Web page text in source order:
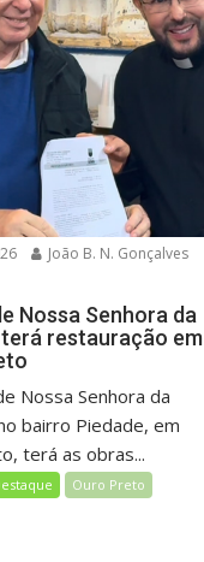
João B. N. Gonçalves
Nossa Senhora da
terá restauração em
Nossa Senhora da
bairro Piedade, em
terá as obras...
Ouro Preto